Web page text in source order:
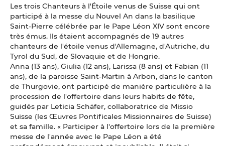
Les trois Chanteurs à l'Étoile venus de Suisse qui ont
participé à la messe du Nouvel An dans la basilique
Saint-Pierre célébrée par le Pape Léon XIV sont encore
très émus. Ils étaient accompagnés de 19 autres
chanteurs de l'étoile venus d'Allemagne, d'Autriche, du
Tyrol du Sud, de Slovaquie et de Hongrie.
Anna (13 ans), Giulia (12 ans), Larissa (8 ans) et Fabian (11
ans), de la paroisse Saint-Martin à Arbon, dans le canton
de Thurgovie, ont participé de manière particulière à la
procession de l'offertoire dans leurs habits de fête,
guidés par Leticia Schäfer, collaboratrice de Missio
Suisse (les Œuvres Pontificales Missionnaires de Suisse)
et sa famille. « Participer à l'offertoire lors de la première
messe de l'année avec le Pape Léon a été